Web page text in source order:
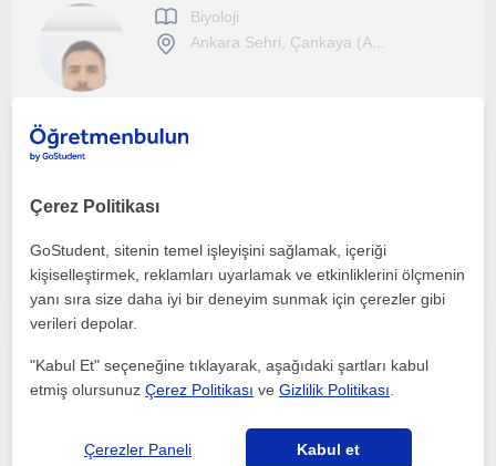
Biyoloji
Ankara Sehri, Çankaya (A...
Ankara Sehri
Çerez Politikası
GoStudent, sitenin temel işleyişini sağlamak, içeriği
kişiselleştirmek, reklamları uyarlamak ve etkinliklerini ölçmenin
yanı sıra size daha iyi bir deneyim sunmak için çerezler gibi
verileri depolar.
"Kabul Et" seçeneğine tıklayarak, aşağıdaki şartları kabul
etmiş olursunuzÇerez Politikası veGizlilik Politikası
Çerezler Paneli Kabul et